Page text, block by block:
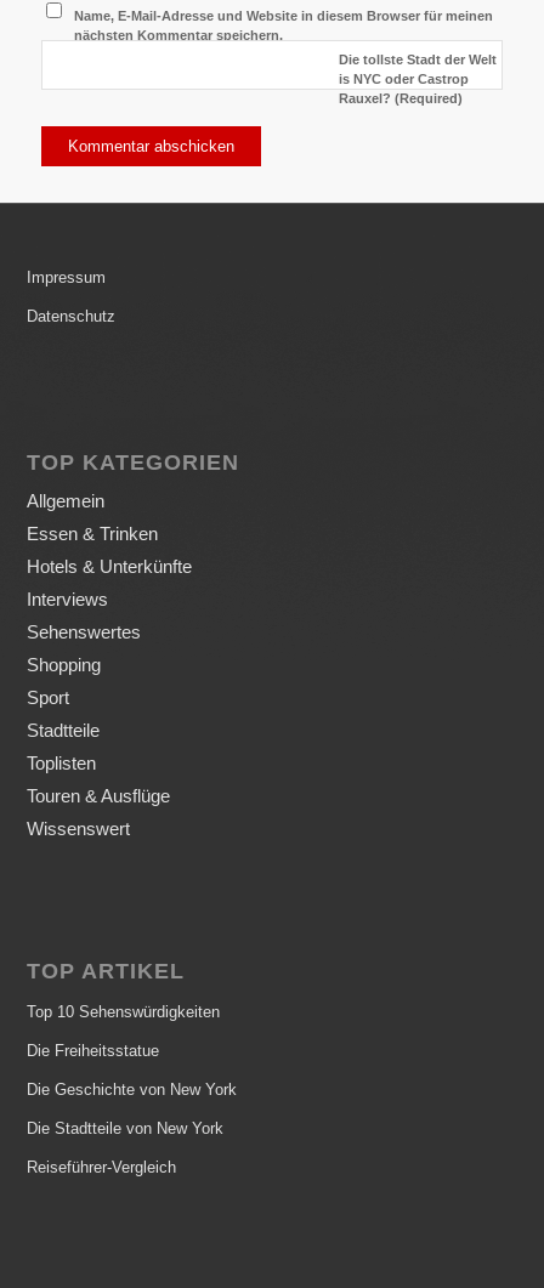
Name, E-Mail-Adresse und Website in diesem Browser für meinen
nächsten Kommentar speichern.
Die tollste Stadt der Welt
is NYC oder Castrop
Rauxel? (Required)
Impressum
Datenschutz
TOP KATEGORIEN
Allgemein
Essen & Trinken
Hotels & Unterkünfte
Interviews
Sehenswertes
Shopping
Sport
Stadtteile
Toplisten
Touren & Ausflüge
Wissenswert
TOP ARTIKEL
Top 10 Sehenswürdigkeiten
Die Freiheitsstatue
Die Geschichte von New York
Die Stadtteile von New York
Reiseführer-Vergleich